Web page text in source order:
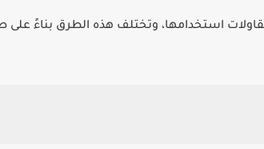
استخدامها، وتختلف هذه الطرق بناءً على